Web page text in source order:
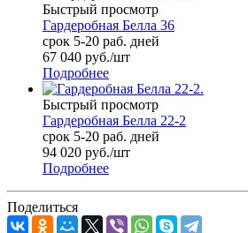
Быстрый просмотр
Гардеробная Белла 36
срок 5-20 раб. дней
67 040 руб./шт
Подробнее
Быстрый просмотр
Гардеробная Белла 22-2
срок 5-20 раб. дней
94 020 руб./шт
Подробнее
Поделиться